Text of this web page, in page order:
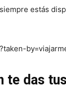
estás
te das